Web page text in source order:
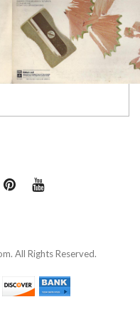
All Rights Reserved.